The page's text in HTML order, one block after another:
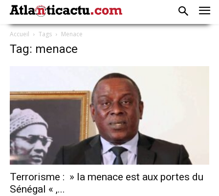
Accueil Tags Menace
Tag: menace
Terrorisme : » la menace est aux portes du
Sénégal « ,...